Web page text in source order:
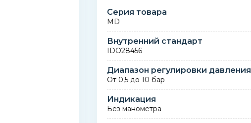
Серия товара
MD
Внутренний стандарт
IDO28456
Диапазон регулировки давления
От 0,5 до 10 бар
Индикация
Без манометра